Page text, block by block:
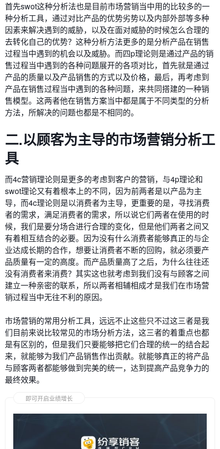
首先swot这种分析法也是目前市场营销当中用的比较多的一
种分析工具，通过对比产品的优势劣势以及内部外部等多种
因素来解决遇到的威胁，以及在面对威胁的时候怎么合理的
去转化自己的优势？这种分析方法更多的是分析产品在销售
过程当中遇到的机会以及威胁。而四p理论则是通过产品的销
售过程当中遇到的各种问题展开的各项对比，首先就是通过
产品的质量以及产品销售的方式以及价格，最后，再考虑到
产品在销售过程当中遇到的各种问题，来共同搭建的一种销
售模型。这两者他在销售方案当中都是属于不同类型的分析
方法，所解决的问题也都是不相同的。
二.以顾客为主导的市场营销分析工
具
而4c营销理论则是更多的考虑到客户的营销，与4p理论和
swot理论又有着根本上的不同，因为前两者是以产品为主
导，而4c理论则是以消费者为主导，更重要的是，寻找消费
者的需求，满足消费者的需求，所以说它们两者在使用的时
候，我们是要分场合进行合理的变化，但是他们两者之间又
有着相互结合的必要。因为没有什么消费者能够真正的与企
业达成长期的合作，想要让消费者不断的回购，就必须要产
品质量有一定的高度。而产品质量高了之后，为什么往往还
没有消费者来消费？其实这也就考虑到我们没有与顾客之间
建立一种亲密的联系，所以两者相辅相成才是我们在市场营
销过程当中无往不利的原因。
市场营销的常用分析工具，远远不止这些只不过这三者是我
们目前来说比较常见的市场分析方法，这三者的着重点也都
是有区别的，但是我们只要能够把它们合理的统一的结合起
来，就能够为我们产品销售作出贡献。就能够真正的将产品
与顾客两者都能够做到完美的统一，达到提高产品竞争力的
最终效果。
即可开启业绩增长